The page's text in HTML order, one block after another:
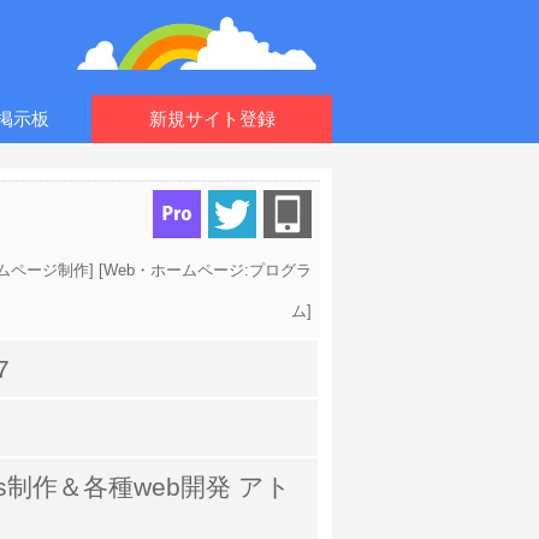
示板 新規サイト登録
ページ制作] [Web・ホームページ:プログラ
ム]
作＆各種web開発 アト